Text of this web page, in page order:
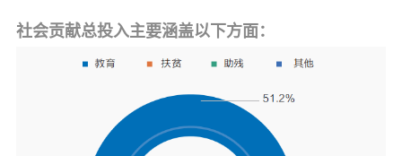
社会贡献总投入主要涵盖以下方面：